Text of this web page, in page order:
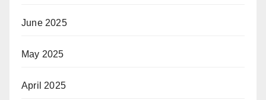
June 2025
May 2025
April 2025